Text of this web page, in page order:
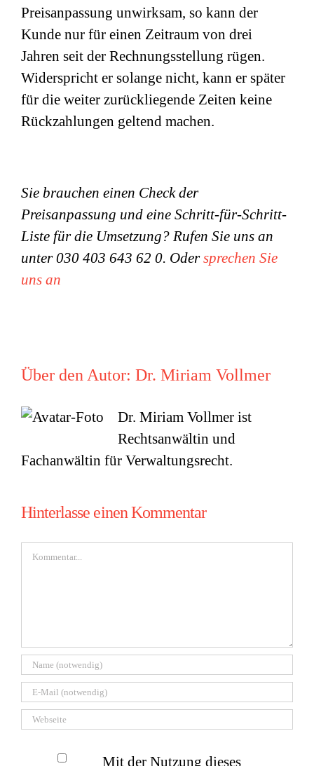
Preisanpassung unwirksam, so kann der
Kunde nur für einen Zeitraum von drei
Jahren seit der Rechnungsstellung rügen.
Widerspricht er solange nicht, kann er später
für die weiter zurückliegende Zeiten keine
Rückzahlungen geltend machen.
Sie brauchen einen Check der
Preisanpassung und eine Schritt-für-Schritt-
Liste für die Umsetzung? Rufen Sie uns an
unter 030 403 643 62 0. Odersprechen Sie
uns an
Über den Autor: Dr. Miriam Vollmer
Dr. Miriam Vollmer ist
Rechtsanwältin und
Fachanwältin für Verwaltungsrecht.
Hinterlasse einen Kommentar
Kommentar
Mit der Nutzung dieses